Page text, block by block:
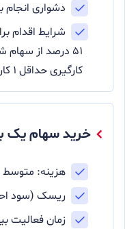
دشواری
شرایط اقدام
۵۱ درصد از
کارگیری حداقل ۱ کارمند کانادایی
خرید سهام یک
هزینه: متوسط (بیش از
ریسک (سود
زمان فعالیت